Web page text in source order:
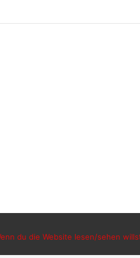
du die Website lesen/sehen